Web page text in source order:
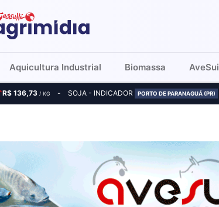
Aquicultura Industrial Biomassa AveSui
R$ 136,73/ KG SOJA - INDICADOR PORTO DE PARANAGUÁ (PR)